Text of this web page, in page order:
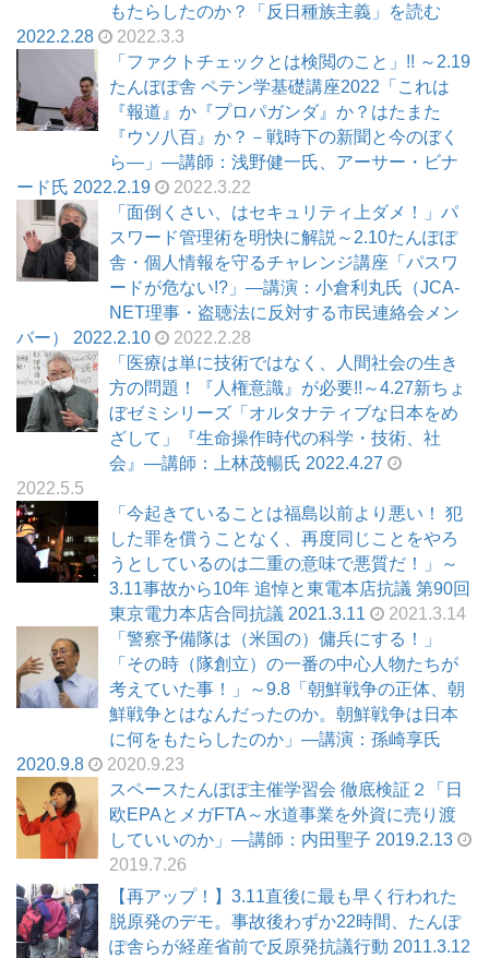
もたらしたのか？「反日種族主義」を読む
2022.2.28
2022.3.3
「ファクトチェックとは検閲のこと」!! ～2.19
たんぽぽ舎 ペテン学基礎講座2022「これは
『報道』か『プロパガンダ』か？はたまた
『ウソ八百』か？－戦時下の新聞と今のぼく
ら―」―講師：浅野健一氏、アーサー・ビナ
ード氏 2022.2.19
2022.3.22
「面倒くさい、はセキュリティ上ダメ！」パ
スワード管理術を明快に解説～2.10たんぽぽ
舎・個人情報を守るチャレンジ講座「パスワ
ードが危ない!?」―講演：小倉利丸氏（JCA-
NET理事・盗聴法に反対する市民連絡会メン
バー） 2022.2.10
2022.2.28
「医療は単に技術ではなく、人間社会の生き
方の問題！『人権意識』が必要!!～4.27新ちょ
ぼゼミシリーズ「オルタナティブな日本をめ
ざして」『生命操作時代の科学・技術、社
会』―講師：上林茂暢氏 2022.4.27
2022.5.5
「今起きていることは福島以前より悪い！ 犯
した罪を償うことなく、再度同じことをやろ
うとしているのは二重の意味で悪質だ！」～
3.11事故から10年 追悼と東電本店抗議 第90回
東京電力本店合同抗議 2021.3.11
2021.3.14
「警察予備隊は（米国の）傭兵にする！」
「その時（隊創立）の一番の中心人物たちが
考えていた事！」～9.8「朝鮮戦争の正体、朝
鮮戦争とはなんだったのか。朝鮮戦争は日本
に何をもたらしたのか」―講演：孫崎享氏
2020.9.8
2020.9.23
スペースたんぽぽ主催学習会 徹底検証２「日
欧EPAとメガFTA～水道事業を外資に売り渡
していいのか」―講師：内田聖子 2019.2.13
2019.7.26
【再アップ！】3.11直後に最も早く行われた
脱原発のデモ。事故後わずか22時間、たんぽ
ぽ舎らが経産省前で反原発抗議行動 2011.3.12